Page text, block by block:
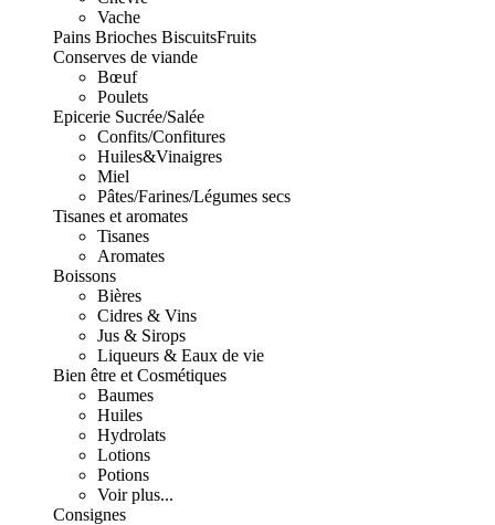
Vache
Pains Brioches BiscuitsFruits
Conserves de viande
Bœuf
Poulets
Epicerie Sucrée/Salée
Confits/Confitures
Huiles&Vinaigres
Miel
Pâtes/Farines/Légumes secs
Tisanes et aromates
Tisanes
Aromates
Boissons
Bières
Cidres & Vins
Jus & Sirops
Liqueurs & Eaux de vie
Bien être et Cosmétiques
Baumes
Huiles
Hydrolats
Lotions
Potions
Voir plus...
Consignes